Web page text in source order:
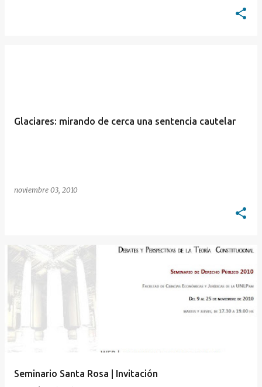
Glaciares: mirando de cerca una sentencia cautelar
noviembre 03, 2010
Seminario Santa Rosa | Invitación